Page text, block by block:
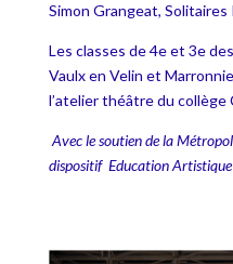
Simon Grangeat,
Les classes de 4e et 3e
Vaulx en Velin et
l’atelier théâtre du
Avec le soutien de la
dispositif Education